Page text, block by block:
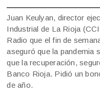
Juan Keulyan, director
Industrial de La Rioja
Radio que el fin de
aseguró que la pandemia
que la recuperación,
Banco Rioja. Pidió un
de año.